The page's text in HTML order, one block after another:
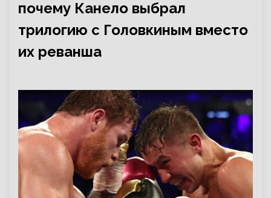
почему Канело выбрал
трилогию с Головкиным вместо
их реванша